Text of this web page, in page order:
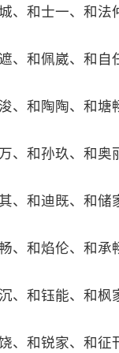
、和士一、和法
、和佩崴、和自
、和陶陶、和塘
、和孙玖、和奥
、和迪既、和储
、和焰伦、和承
、和钰能、和枫
、和锐家、和征